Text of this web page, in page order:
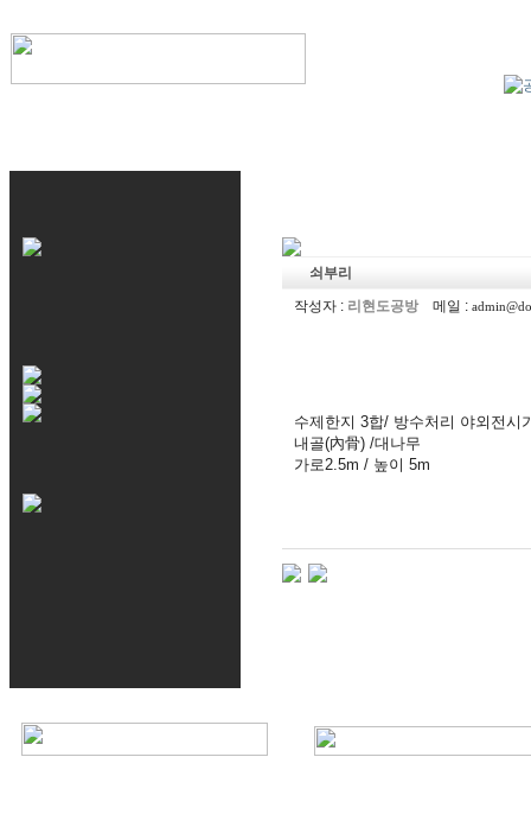
쇠부리
작성자 : 리현도공방 메일 :
수제한지 3합/ 방수처리 야외전시
내골(內骨) /대나무
가로2.5m / 높이 5m